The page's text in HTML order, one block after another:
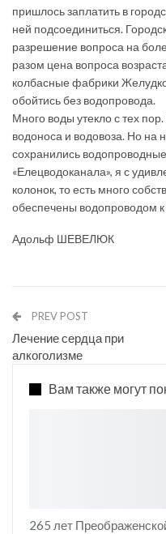
пришлось заплатить в
ней подсоединиться.
разрешение вопроса на
разом цена вопроса
колбасные фабрики
обойтись без водопровода.
Много воды утекло с тех
водоноса и водовоза. Но на
сохранились
«Елецводоканала», я с
колонок, то есть много
обеспечены водопроводом
Адольф ШЕВЕЛЮК
PREV POST
Лечение сердца при
алкоголизме
Вам также могут
265 лет